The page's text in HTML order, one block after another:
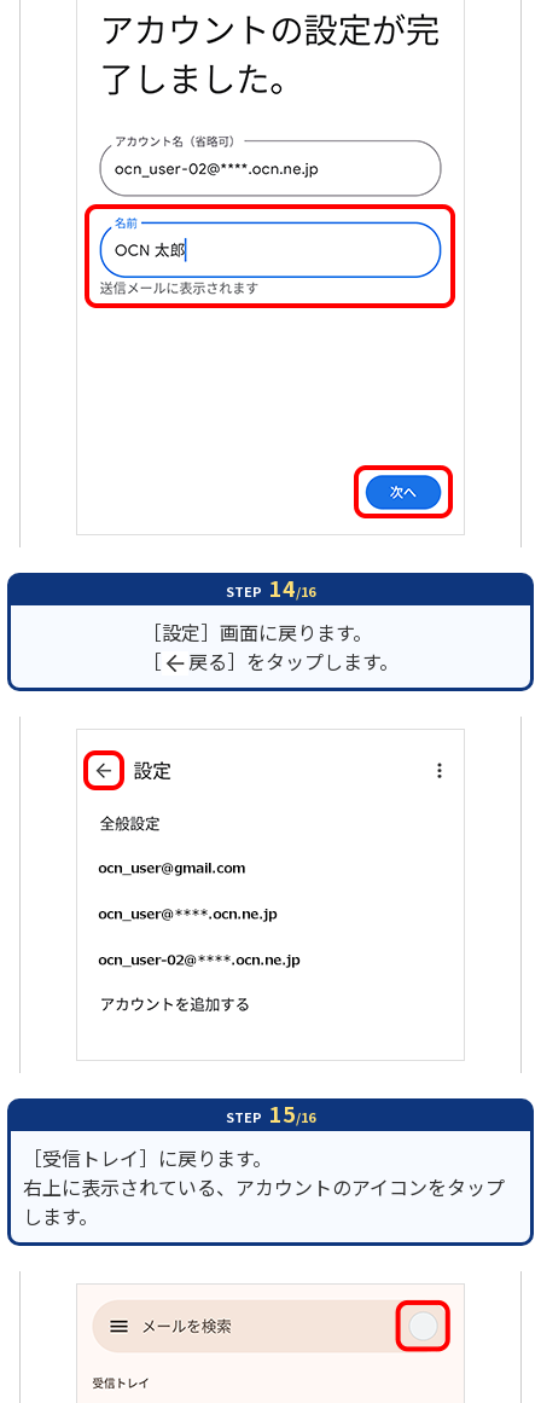
STEP 14/16
［設定］画面に戻ります。
［
戻る］をタップします。
STEP 15/16
［受信トレイ］に戻ります。
右上に表示されている、アカウントのアイコンをタップ
します。